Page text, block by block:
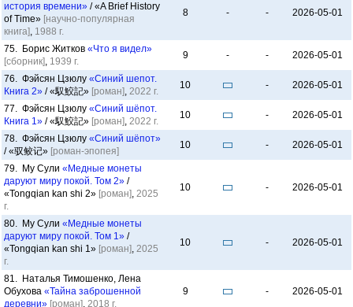
история времени» / «A Brief History
of Time» [научно-популярная
книга], 1988 г.
8 - - 2026-05-01
75. Борис Житков «Что я видел»
[сборник], 1939 г.
9 - - 2026-05-01
76. Фэйсян Цзюлу «Синий шепот.
Книга 2» / «馭鮫記» [роман], 2022 г.
10 - 2026-05-01
77. Фэйсян Цзюлу «Синий шёпот.
Книга 1» / «馭鮫記» [роман], 2022 г.
10 - 2026-05-01
78. Фэйсян Цзюлу «Синий шёпот»
/ «驭鲛记» [роман-эпопея]
10 - 2026-05-01
79. Му Сули «Медные монеты
даруют миру покой. Том 2» /
«Tongqian kan shi 2» [роман], 2025
г.
10 - 2026-05-01
80. Му Сули «Медные монеты
даруют миру покой. Том 1» /
«Tongqian kan shi 1» [роман], 2025
г.
10 - 2026-05-01
81. Наталья Тимошенко, Лена
Обухова «Тайна заброшенной
деревни» [роман], 2018 г.
9 - 2026-05-01